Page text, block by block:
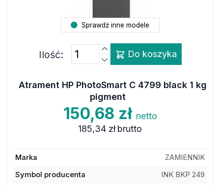
Sprawdź inne modele
Ilość: Do koszyka
Atrament HP PhotoSmart C 4799 black 1 kg
pigment
150,68 zł netto
185,34 zł brutto
Marka
ZAMIENNIK
Symbol producenta
INK BKP 249